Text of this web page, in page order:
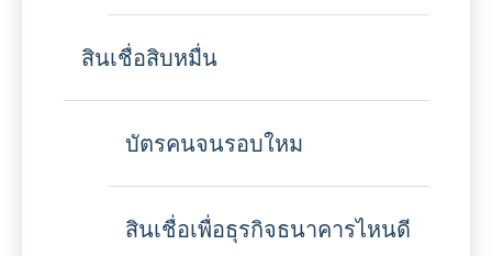
สินเชื่อสิบหมื่น
บัตรคนจนรอบใหม
สินเชื่อเพื่อธุรกิจธนาคารไหนดี